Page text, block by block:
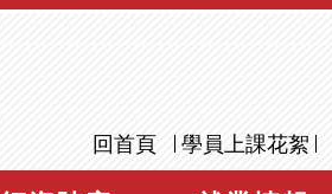
回首頁 學員上課花絮